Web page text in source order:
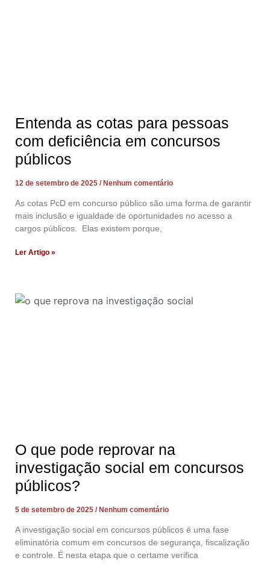
Entenda as cotas para pessoas
com deficiência em concursos
públicos
12 de setembro de 2025 Nenhum comentário
As cotas PcD em concurso público são uma forma de garantir
mais inclusão e igualdade de oportunidades no acesso a
cargos públicos. Elas existem porque,
Ler Artigo »
O que pode reprovar na
investigação social em concursos
públicos?
5 de setembro de 2025 Nenhum comentário
A investigação social em concursos públicos é uma fase
eliminatória comum em concursos de segurança, fiscalização
e controle. É nesta etapa que o certame verifica